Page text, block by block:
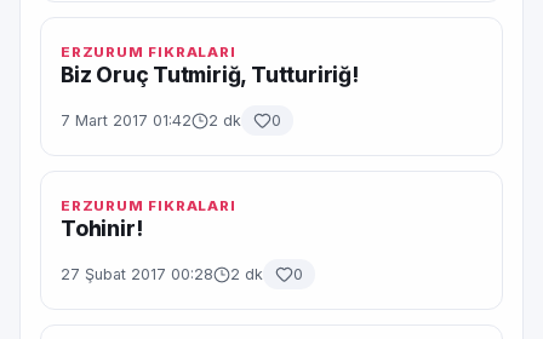
ERZURUM FIKRALARI
Biz Oruç Tutmiriğ, Tuttuririğ!
7 Mart 2017 01:42 2 dk 0
ERZURUM FIKRALARI
Tohinir!
27 Şubat 2017 00:28 2 dk 0